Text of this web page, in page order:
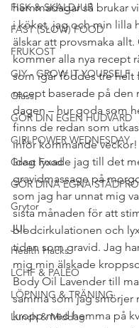
FISK & SKALDJUR
FAST (SLOW) FOOD
FRUKOST
GIY - GROW IT YOURSELF
Glass
GÖR DIN EGEN HUDVÅRD
GIRLPOWER WEDNESDAY
Great Food
GÖR DINA EGNA
Grytor
JUL
Health Hacks
LCHF & PALEO
LÖPNING & TRÄNING
Lunch & Middag
hemmadagar så brukar
i köket, jag och min lilla
älskar att provsmaka allt.
kommer alla nya recept
som igår föddes tre helt
recept baserade på den
dagen – hur goda som
finns de redan som
inför kommande veckor!
Idag lyxade jag till det
gravidmassage på
som jag har unnat mig
sista månaden för att
blodcirkulationen och
tiden som gravid. Jag
mig min älskade
Body Oil Lavender till
samma som jag smörjer
kropp med hemma på